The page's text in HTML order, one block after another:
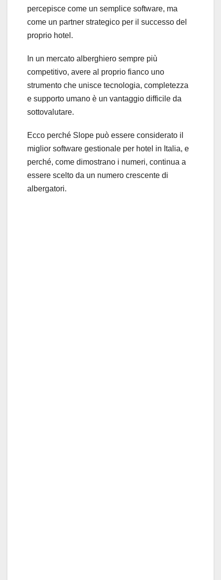
percepisce come un semplice software, ma
come un partner strategico per il successo del
proprio hotel.
In un mercato alberghiero sempre più
competitivo, avere al proprio fianco uno
strumento che unisce tecnologia, completezza
e supporto umano è un vantaggio difficile da
sottovalutare.
Ecco perché Slope può essere considerato il
miglior software gestionale per hotel in Italia, e
perché, come dimostrano i numeri, continua a
essere scelto da un numero crescente di
albergatori.